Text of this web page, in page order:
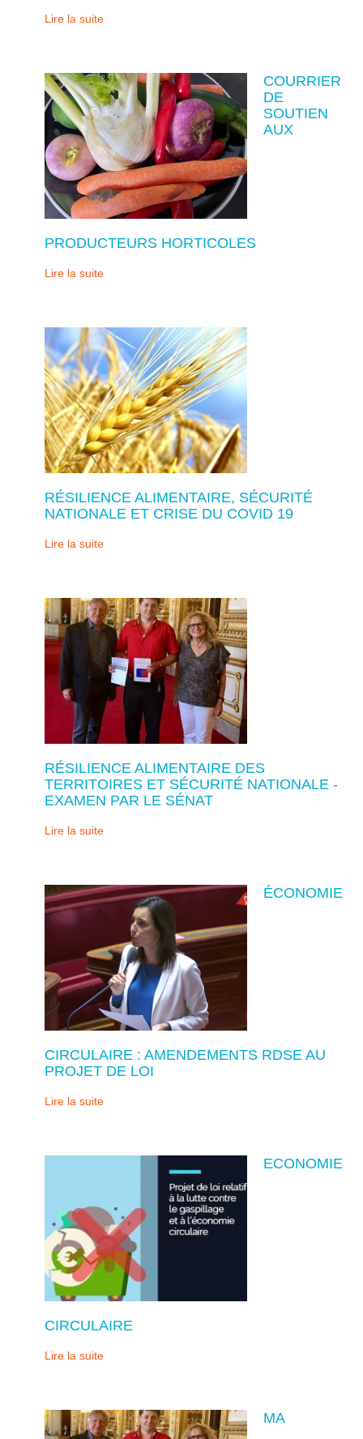
Lire la suite
COURRIER
DE
SOUTIEN
AUX
PRODUCTEURS HORTICOLES
Lire la suite
RÉSILIENCE ALIMENTAIRE, SÉCURITÉ
NATIONALE ET CRISE DU COVID 19
Lire la suite
RÉSILIENCE ALIMENTAIRE DES
TERRITOIRES ET SÉCURITÉ NATIONALE -
EXAMEN PAR LE SÉNAT
Lire la suite
ÉCONOMIE
CIRCULAIRE : AMENDEMENTS RDSE AU
PROJET DE LOI
Lire la suite
ECONOMIE
CIRCULAIRE
Lire la suite
MA